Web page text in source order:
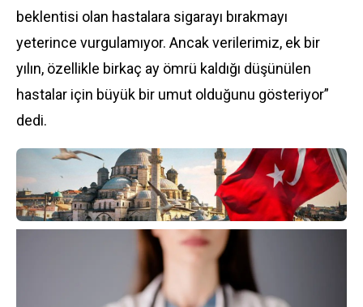
beklentisi olan hastalara sigarayı bırakmayı
yeterince vurgulamıyor. Ancak verilerimiz, ek bir
yılın, özellikle birkaç ay ömrü kaldığı düşünülen
hastalar için büyük bir umut olduğunu gösteriyor”
dedi.